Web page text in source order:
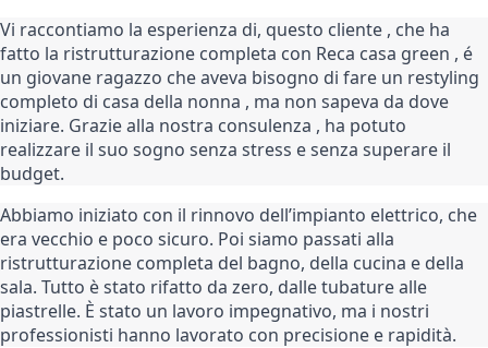
Vi raccontiamo la esperienza di, questo cliente , che ha
fatto la ristrutturazione completa con Reca casa green , é
un giovane ragazzo che aveva bisogno di fare un restyling
completo di casa della nonna , ma non sapeva da dove
iniziare. Grazie alla nostra consulenza , ha potuto
realizzare il suo sogno senza stress e senza superare il
budget.
Abbiamo iniziato con il rinnovo dell’impianto elettrico, che
era vecchio e poco sicuro. Poi siamo passati alla
ristrutturazione completa del bagno, della cucina e della
sala. Tutto è stato rifatto da zero, dalle tubature alle
piastrelle. È stato un lavoro impegnativo, ma i nostri
professionisti hanno lavorato con precisione e rapidità.